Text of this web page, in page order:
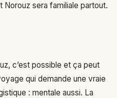
Norouz sera familiale partout.
c’est possible et ça peut
qui demande une vraie
: mentale aussi. La